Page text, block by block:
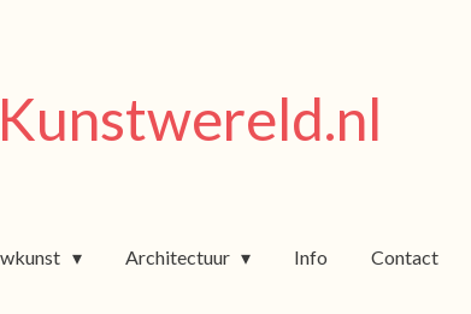
Architectuur Info Contact